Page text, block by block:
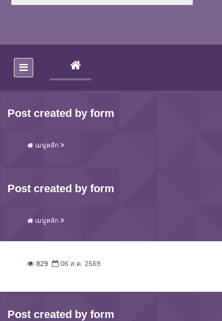
(CURRENT)
Post created by form
เมนูหลัก
Post created by form
เมนูหลัก
829 06 ส.ค. 2569
Post created by form